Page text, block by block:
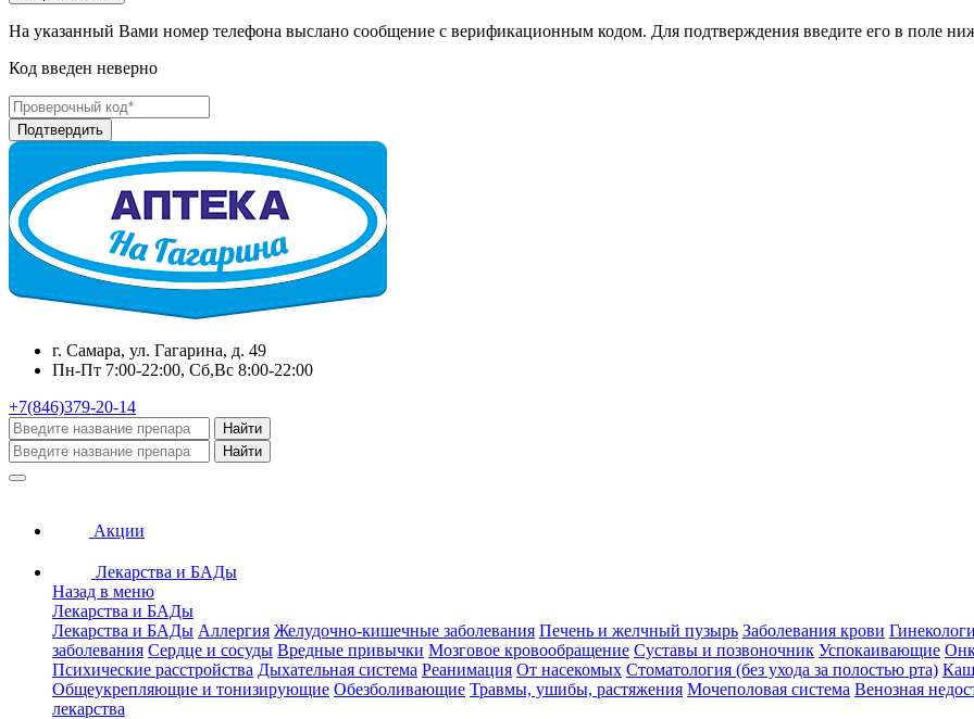
На указанный Вами номер телефона выслано сообщение с верификационным кодом. Для подтверждения введите его в поле
Код введен неверно
г. Самара, ул. Гагарина, д. 49
Пн-Пт 7:00-22:00, Сб,Вс 8:00-22:00
+7(846)379-20-14
Найти
Найти
Акции
Лекарства и БАДы
Назад в меню
Лекарства и БАДы
Лекарства и БАДы Аллергия Желудочно-кишечные заболевания Печень и желчный пузырь Заболевания крови
заболевания Сердце и сосуды Вредные привычки Мозговое кровообращение Суставы и позвоночник Успокаивающие
Психические расстройства Дыхательная система Реанимация От насекомых Стоматология (без ухода за полостью рта)
Общеукрепляющие и тонизирующие Обезболивающие Травмы, ушибы, растяжения Мочеполовая система Венозная
лекарства